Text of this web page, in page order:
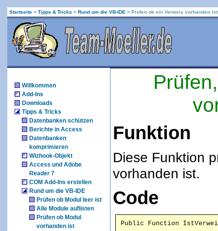
Startseite > Tipps & Tricks > Rund um die VB-IDE > Prüfen ob ein Verweis vorhanden ist
Willkommen
Add-Ins
Downloads
Tipps & Tricks
Datenbanken schützen
Berichte in Access
Datenbanken
komprimieren
Wizhook-Objekt
Access und Adobe
Reader 7
COM Add-Ins erstellen
Rund um die VB-IDE
Prüfen ob Modul leer ist
Alle Module auflisten
Prüfen ob Modul
vorhanden ist
Funktion
Diese Funktion
vorhanden ist.
Code